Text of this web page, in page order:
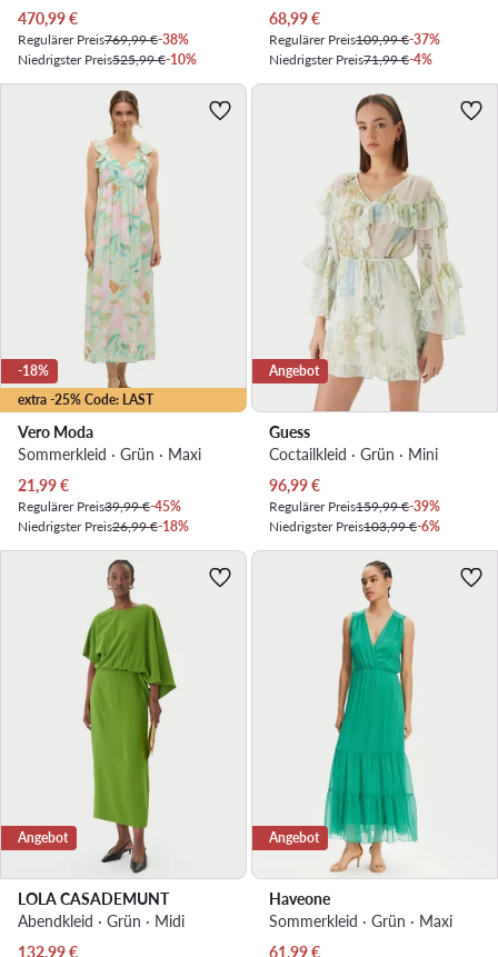
Aktueller Preis
470,99€
Regulärer Preis769,99 €-38%
Niedrigster Preis525,99 €-10%
Aktueller Preis
68,99€
Regulärer Preis109,99 €-37%
Niedrigster Preis71,99 €-4%
extra -25% Code: LAST
-18%
Vero Moda
Sommerkleid · Grün · Maxi
Aktueller Preis
21,99€
Regulärer Preis39,99 €-45%
Niedrigster Preis26,99 €-18%
Angebot
Guess
Coctailkleid · Grün · Mini
Aktueller Preis
96,99€
Regulärer Preis159,99 €-39%
Niedrigster Preis103,99 €-6%
Angebot
LOLA CASADEMUNT
Abendkleid · Grün · Midi
Aktueller Preis
132,99€
Angebot
Haveone
Sommerkleid · Grün · Maxi
Aktueller Preis
61,99€